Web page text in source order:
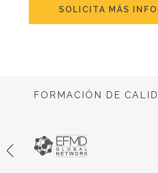
SOLICITA MÁS
FORMACIÓN DE